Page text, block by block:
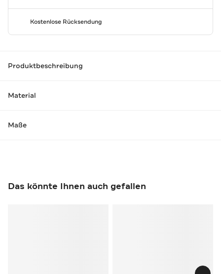
Kostenlose Rücksendung
Produktbeschreibung
Material
Maße
Das könnte Ihnen auch gefallen